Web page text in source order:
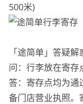
500米)
「途简单」答疑解
问：行李放在寄存
答：寄存点均为通
备门店营业执照。